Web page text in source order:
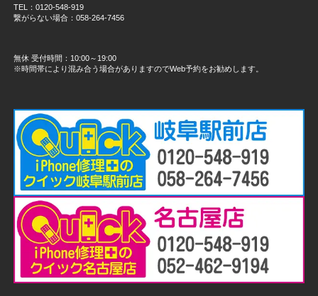
TEL：0120-548-919
繋がらない場合：058-264-7456
無休 受付時間：10:00～19:00
※時間帯により混み合う場合がありますのでWeb予約をお勧めします。